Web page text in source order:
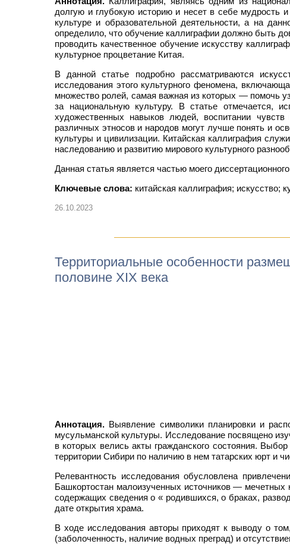
долгую и глубокую историю и несет в себе мудрость
культуре и образовательной деятельности, а на
определило, что обучение каллиграфии должно быть
проводить качественное обучение искусству
культурное процветание Китая.
В данной статье подробно рассматриваются
исследования этого культурного феномена,
множество ролей, самая важная из которых — помочь
за национальную культуру. В статье отмечается,
художественных навыков людей, воспитании
различных этносов и народов могут лучше понять и
культуры и цивилизации. Китайская каллиграфия
наследованию и развитию мирового культурного
Данная статья является частью моего
Ключевые слова: китайская каллиграфия; искусство;
26.10.2023
Территориальные особенности
половине XIX века
Аннотация. Выявление символики планировки и
мусульманской культуры. Исследование посвящено
в которых велись акты гражданского состояния.
территории Сибири по наличию в нем татарских юрт и
Релевантность исследования обусловлена
Башкортостан малоизученных источников — мечетных
содержащих сведения о « родившихся, о браках,
дате открытия храма.
В ходе исследования авторы приходят к выводу о
(заболоченность, наличие водных преград) и